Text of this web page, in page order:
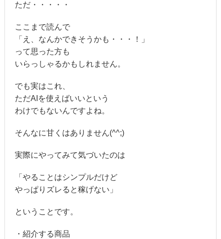
ただ・・・・・
ここまで読んで
「え、なんかできそうかも・・・！」
って思った方も
いらっしゃるかもしれません。
でも実はこれ、
ただAIを使えばいいという
わけでもないんですよね。
そんなに甘くはありません(^^;)
実際にやってみて気づいたのは
「やることはシンプルだけど
やっぱりズレると稼げない」
ということです。
・紹介する商品